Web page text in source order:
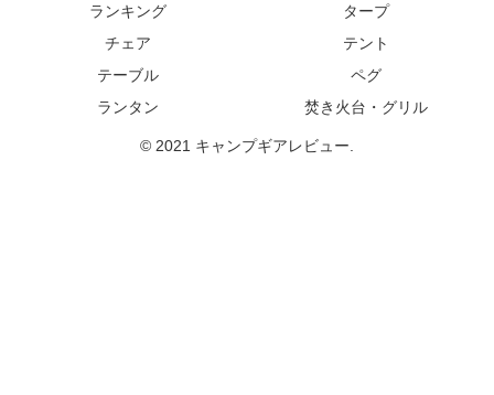
ランキング
タープ
チェア
テント
テーブル
ペグ
ランタン
焚き火台・グリル
© 2021 キャンプギアレビュー.